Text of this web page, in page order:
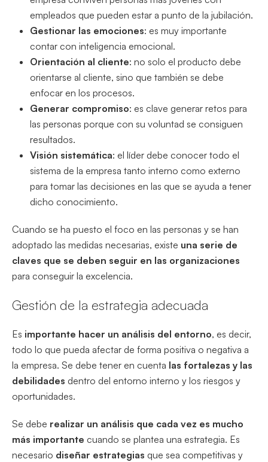
empleados que pueden estar a punto de la jubilación.
Gestionar las emociones: es muy importante
contar con inteligencia emocional.
Orientación al cliente: no solo el producto debe
orientarse al cliente, sino que también se debe
enfocar en los procesos.
Generar compromiso: es clave generar retos para
las personas porque con su voluntad se consiguen
resultados.
Visión sistemática: el líder debe conocer todo el
sistema de la empresa tanto interno como externo
para tomar las decisiones en las que se ayuda a tener
dicho conocimiento.
Cuando se ha puesto el foco en las personas y se han
adoptado las medidas necesarias, existe una serie de
claves que se deben seguir en las organizaciones
para conseguir la excelencia.
Gestión de la estrategia adecuada
Es importante hacer un análisis del entorno, es decir,
todo lo que pueda afectar de forma positiva o negativa a
la empresa. Se debe tener en cuenta las fortalezas y las
debilidades dentro del entorno interno y los riesgos y
oportunidades.
Se debe realizar un análisis que cada vez es mucho
más importante cuando se plantea una estrategia. Es
necesario diseñar estrategias que sea competitivas y